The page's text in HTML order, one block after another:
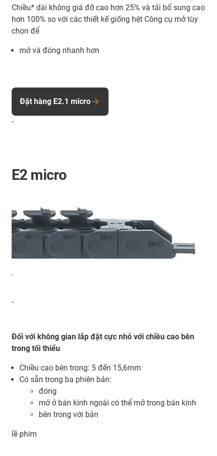
Chiều* dài không giá đỡ cao hơn 25% và tải bổ sung cao
hơn 100% so với các thiết kế giống hệt Công cụ mở tùy
chọn để
mở và đóng nhanh hơn
-
Đặt hàng E2.1 micro
E2 micro
-
-
Đối với không gian lắp đặt cực nhỏ với chiều cao bên
trong tối thiểu
Chiều cao bên trong: 5 đến 15,6mm
Có sẵn trong ba phiên bản:
đóng
mở ở bán kính ngoài có thể mở trong bán kính
bên trong với bản
lề phim